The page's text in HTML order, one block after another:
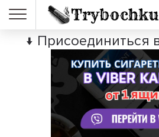
↓ Присоединиться